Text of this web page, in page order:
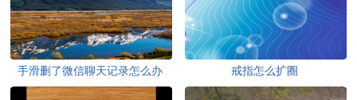
手滑删了微信聊天记录怎么办 戒指怎么扩圈